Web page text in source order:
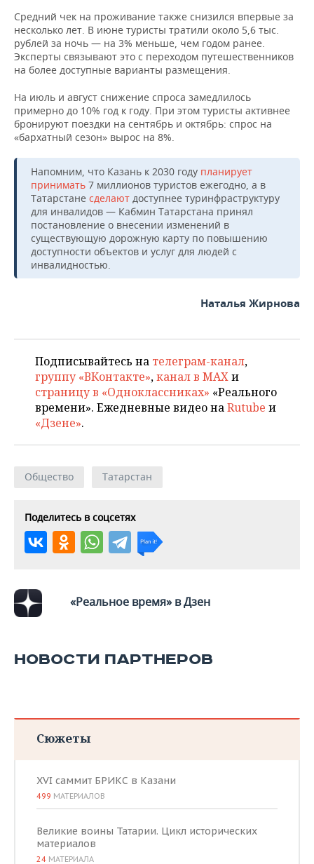
Средний чек на проживание также снизился впервые за
несколько лет. В июне туристы тратили около 5,6 тыс.
рублей за ночь — на 3% меньше, чем годом ранее.
Эксперты связывают это с переходом путешественников
на более доступные варианты размещения.
На июль и август снижение спроса замедлилось
примерно до 10% год к году. При этом туристы активнее
бронируют поездки на сентябрь и октябрь: спрос на
«бархатный сезон» вырос на 8%.
Напомним, что Казань к 2030 году планирует
принимать 7 миллионов туристов ежегодно, а в
Татарстане сделают доступнее туринфраструктуру
для инвалидов — Кабмин Татарстана принял
постановление о внесении изменений в
существующую дорожную карту по повышению
доступности объектов и услуг для людей с
инвалидностью.
Наталья Жирнова
Подписывайтесь на телеграм-канал,
группу «ВКонтакте»,канал в MAXи
страницу в «Одноклассниках» «Реального
времени». Ежедневные видео наRutube и
«Дзене».
Общество Татарстан
Поделитесь в соцсетях
«Реальное время» в Дзен
НОВОСТИ ПАРТНЕРОВ
Сюжеты
XVI саммит БРИКС в Казани
499 МАТЕРИАЛОВ
Великие воины Татарии. Цикл исторических
материалов
24 МАТЕРИАЛА